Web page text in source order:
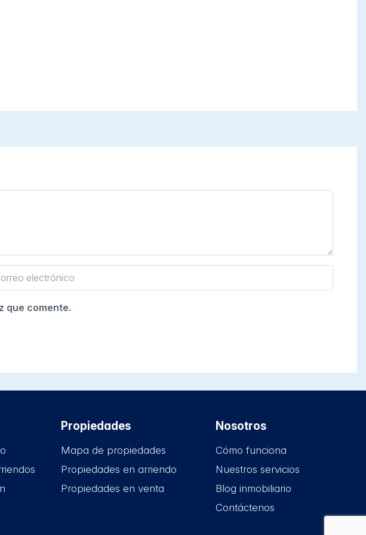
que comente.
Propiedades
Mapa de propiedades
Propiedades en arriendo
Propiedades en venta
Nosotros
Cómo funciona
Nuestros servicios
Blog inmobiliario
Contáctenos